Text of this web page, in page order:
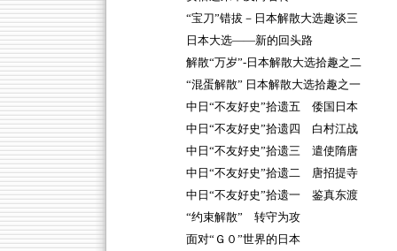
“宝刀”错拔－日本解散大选趣谈三
日本大选——新的回头路
解散“万岁”-日本解散大选拾趣之二
“混蛋解散” 日本解散大选拾趣之一
中日“不友好史”拾遗五 倭国日本
中日“不友好史”拾遗四 白村江战
中日“不友好史”拾遗三 遣使隋唐
中日“不友好史”拾遗二 唐招提寺
中日“不友好史”拾遗一 鉴真东渡
“约束解散” 转守为攻
面对“Ｇ０”世界的日本